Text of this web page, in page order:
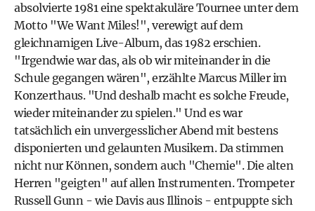
absolvierte 1981 eine spektakuläre Tournee unter dem
Motto "We Want Miles!", verewigt auf dem
gleichnamigen Live-Album, das 1982 erschien.
"Irgendwie war das, als ob wir miteinander in die
Schule gegangen wären", erzählte Marcus Miller im
Konzerthaus. "Und deshalb macht es solche Freude,
wieder miteinander zu spielen." Und es war
tatsächlich ein unvergesslicher Abend mit bestens
disponierten und gelaunten Musikern. Da stimmen
nicht nur Können, sondern auch "Chemie". Die alten
Herren "geigten" auf allen Instrumenten. Trompeter
Russell Gunn - wie Davis aus Illinois - entpuppte sich